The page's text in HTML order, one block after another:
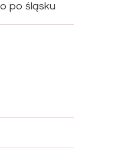
po śląsku